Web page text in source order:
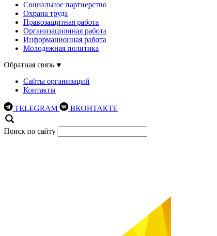
Социальное партнерство
Охрана труда
Правозащитная работа
Организационная работа
Информационная работа
Молодежная политика
Обратная связь
Сайты организаций
Контакты
TELEGRAM ВКОНТАКТЕ
Поиск по сайту